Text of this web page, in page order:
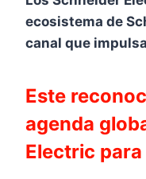
ecosistema de
canal que
Este
agenda
Electric